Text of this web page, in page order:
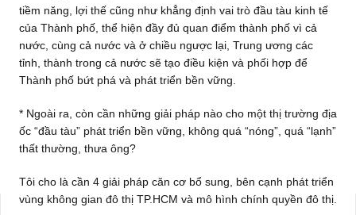
tiềm năng, lợi thế cũng như khẳng định vai trò đầu tàu kinh tế
của Thành phố, thể hiện đầy đủ quan điểm thành phố vì cả
nước, cùng cả nước và ở chiều ngược lại, Trung ương các
tỉnh, thành trong cả nước sẽ tạo điều kiện và phối hợp để
Thành phố bứt phá và phát triển bền vững.
* Ngoài ra, còn cần những giải pháp nào cho một thị trường địa
ốc “đầu tàu” phát triển bền vững, không quá “nóng”, quá “lạnh”
thất thường, thưa ông?
Tôi cho là cần 4 giải pháp căn cơ bổ sung, bên cạnh phát triển
vùng không gian đô thị TP.HCM và mô hình chính quyền đô thị.